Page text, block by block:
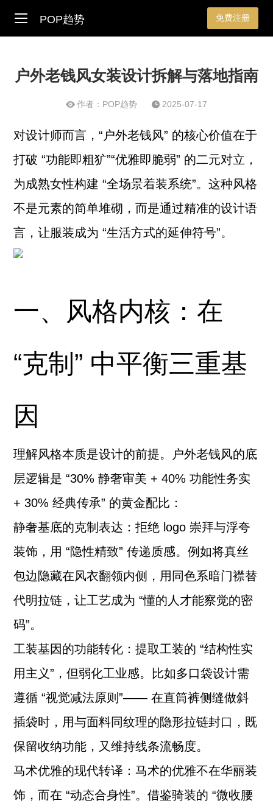
POP趋势 免费注册
户外老钱风女装设计拆解与落地指南
作者：POP趋势 2025-07-17
对设计师而言，“户外老钱风” 的核心价值在于
打破 “功能即粗犷”“优雅即脆弱” 的二元对立，
为成熟女性构建 “全场景着装系统”。这种风格
不是元素的简单堆砌，而是通过精准的设计语
言，让服装成为 “生活方式的延伸符号”。
一、风格内核：在
“克制” 中平衡三重基
因
理解风格本质是设计的前提。户外老钱风的底
层逻辑是 “30% 静奢审美 + 40% 功能性务实
+ 30% 经典传承” 的黄金配比：
静奢基底的克制表达：拒绝 logo 崇拜与浮夸
装饰，用 “隐性精致” 传递质感。例如将真丝
包边隐藏在风衣翻领内侧，用同色系暗门襟替
代明拉链，让工艺成为 “懂的人才能察觉的密
码”。
工装基因的功能转化：提取工装的 “结构性实
用主义”，但弱化工业感。比如多口袋设计需
遵循 “视觉减法原则”—— 在直筒裤侧缝做斜
插袋时，用与面料同纹理的隐形拉链封口，既
保留收纳功能，又维持线条流畅度。
马术优雅的现代转译：马术的优雅不在华丽装
饰，而在 “动态合身性”。借鉴骑装的 “微收腰